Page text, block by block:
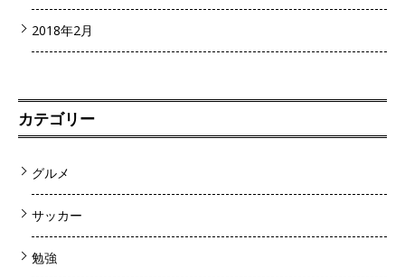
2018年2月
カテゴリー
グルメ
サッカー
勉強